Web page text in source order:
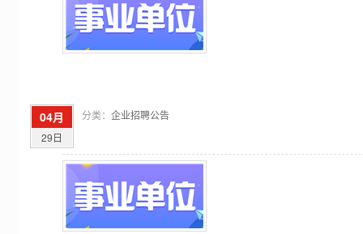
04月
29日
分类： 企业招聘公告